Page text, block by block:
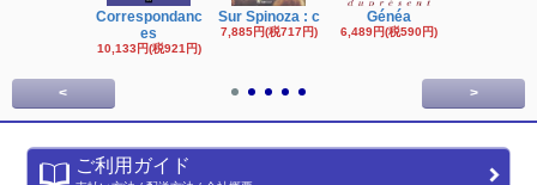
Correspondanc
es
10,133円(税921円)
Sur Spinoza : c
7,885円(税717円)
Généa
6,489円(税590円)
< >
ご利用ガイド